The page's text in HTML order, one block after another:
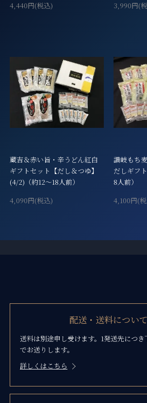
4,440円(税込)
3,990円(
蔵吉＆赤い旨・辛うどん紅白
ギフトセット【だし＆つゆ】
(4/2)（約12～18人前）
4,090円(税込)
讃岐もち
だしギフ
8人前）
4,100円(
配送・送料について
送料は別途申し受けます。1発送先につ
でお送りします。
詳しくはこちら